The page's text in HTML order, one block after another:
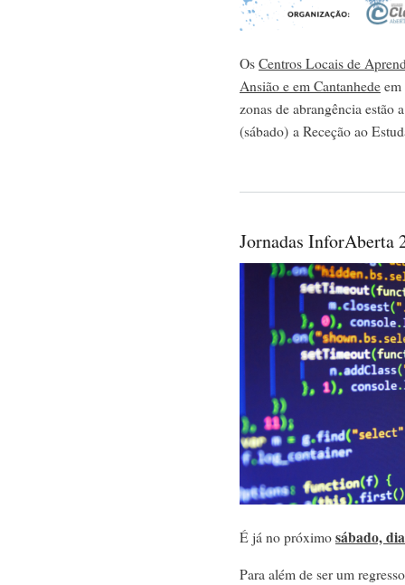
OsCentros Locais de
Ansião e em Cantanhedeem
zonas de abrangência estão
(sábado) a Receção ao
Jornadas InforAberta
É já no próximosábado,
Para além de ser um